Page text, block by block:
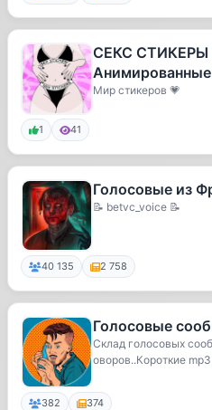
СЕКС СТИКЕРЫ
Мир стикеров 💗
1 41
Голосовые из
📝 betvc_voice 📝
40 135 2 758
Голосовые
Склад голосовых
оворов..Короткие
382 374